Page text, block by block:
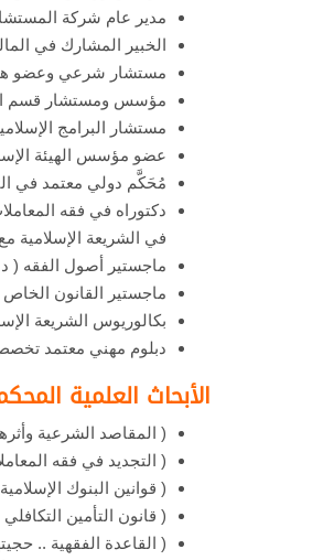
مدير عام شركة
الخبير المشارك في
مستشار شرعي وعضو
مؤسس ومستشار قسم
مستشار البرامج
عضو مؤسس الهيئة
مُحَكَّم دولي معتمد في
دكتوراه في فقه
في الشريعة الإسلامية
ماجستير أصول الفقه (
ماجستير القانون
بكالوريوس الشريعة
دبلوم مهني معتمد
الأبحاث العلمية
( المقاصد الشرعية
( التجديد في فقه
( قوانين البنوك
( قانون التأمين
( القاعدة الفقهية ..